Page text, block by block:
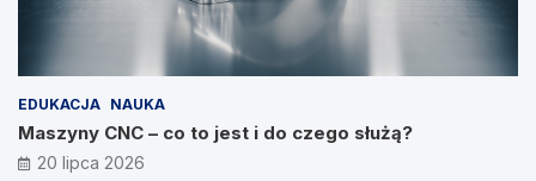
EDUKACJA NAUKA
Maszyny CNC – co to jest i do czego służą?
20 lipca 2026